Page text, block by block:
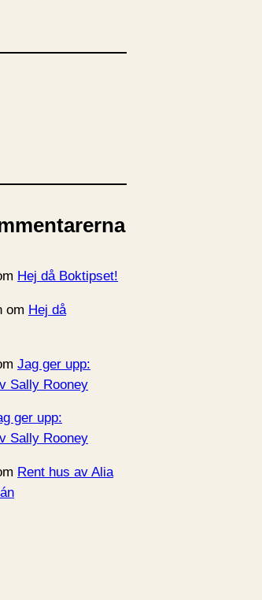
Hej då Boktipset!
om Hej då
Jag ger upp:
Sally Rooney
ger upp:
Sally Rooney
Rent hus av Alia